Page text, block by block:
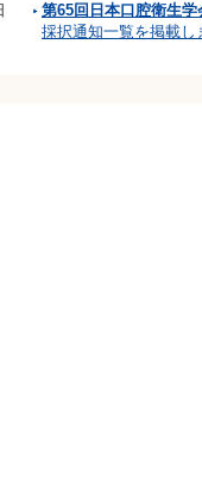
第65回日本口腔衛生学
採択通知一覧を掲載し